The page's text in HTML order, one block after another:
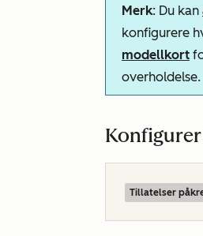
Merk: Du kan
konfigurere
modellkort
overholdelse.
Tillatelser